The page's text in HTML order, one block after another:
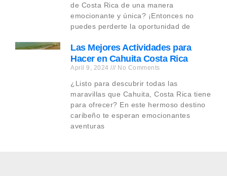
de Costa Rica de una manera
emocionante y única? ¡Entonces no
puedes perderte la oportunidad de
Las Mejores Actividades para
Hacer en Cahuita Costa Rica
April 9, 2024 No Comments
¿Listo para descubrir todas las
maravillas que Cahuita, Costa Rica tiene
para ofrecer? En este hermoso destino
caribeño te esperan emocionantes
aventuras